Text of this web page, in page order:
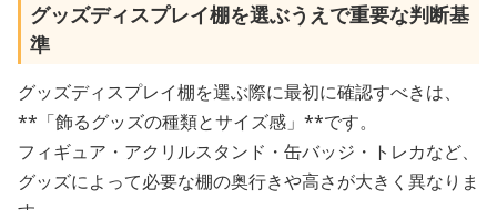
グッズディスプレイ棚を選ぶうえで重要な判断基
準
グッズディスプレイ棚を選ぶ際に最初に確認すべきは、
**「飾るグッズの種類とサイズ感」**です。
フィギュア・アクリルスタンド・缶バッジ・トレカなど、
グッズによって必要な棚の奥行きや高さが大きく異なりま